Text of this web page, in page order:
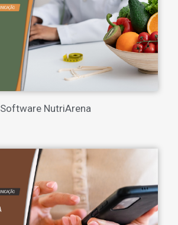
Software NutriArena